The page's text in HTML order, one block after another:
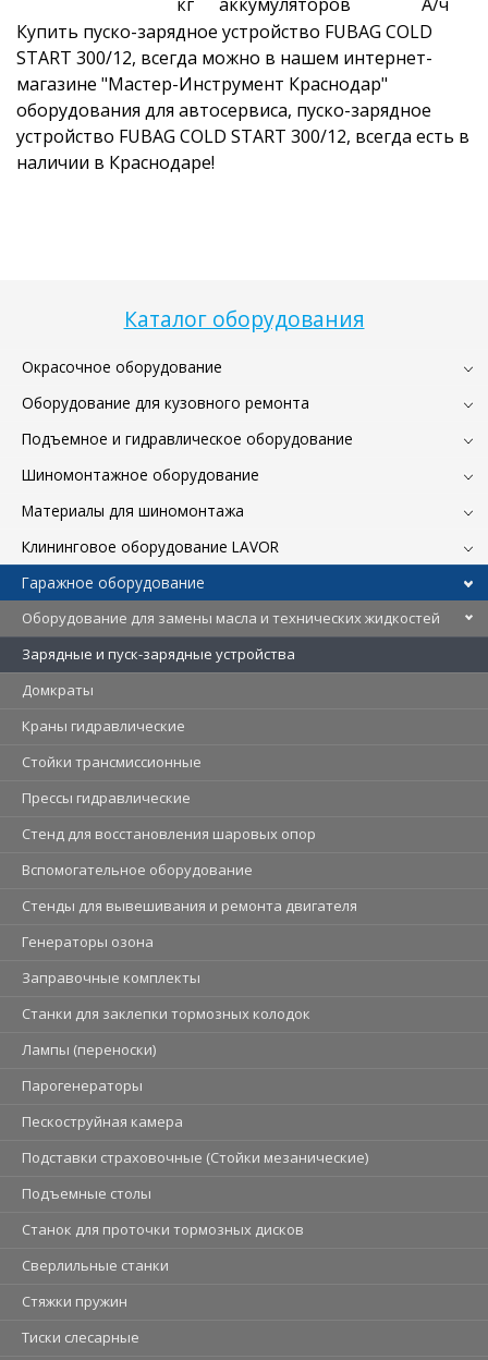
Каталог оборудования
Окрасочное оборудование
Оборудование для кузовного ремонта
Подъемное и гидравлическое оборудование
Шиномонтажное оборудование
Материалы для шиномонтажа
Клининговое оборудование LAVOR
Гаражное оборудование
Оборудование для замены масла и технических жидкостей
Зарядные и пуск-зарядные устройства
Домкраты
Краны гидравлические
Стойки трансмиссионные
Прессы гидравлические
Стенд для восстановления шаровых опор
Вспомогательное оборудование
Стенды для вывешивания и ремонта двигателя
Генераторы озона
Заправочные комплекты
Станки для заклепки тормозных колодок
Лампы (переноски)
Парогенераторы
Пескоструйная камера
Подставки страховочные (Стойки мезанические)
Подъемные столы
Станок для проточки тормозных дисков
Сверлильные станки
Стяжки пружин
Тиски слесарные
Купить пуско-зарядное устройство FUBAG COLD
START 300/12, всегда можно в нашем интернет-
магазине "Мастер-Инструмент Краснодар"
оборудования для автосервиса, пуско-зарядное
устройство FUBAG COLD START 300/12, всегда есть в
наличии в Краснодаре!